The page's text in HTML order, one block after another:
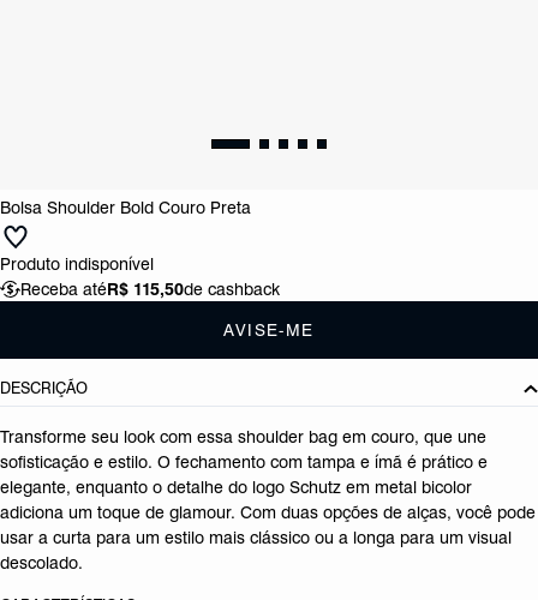
Bolsa Shoulder Bold Couro Preta
Produto indisponível
Receba atéR$ 115,50de cashback
AVISE-ME
DESCRIÇÃO
Transforme seu look com essa shoulder bag em couro, que une
sofisticação e estilo. O fechamento com tampa e ímã é prático e
elegante, enquanto o detalhe do logo Schutz em metal bicolor
adiciona um toque de glamour. Com duas opções de alças, você pode
usar a curta para um estilo mais clássico ou a longa para um visual
descolado.